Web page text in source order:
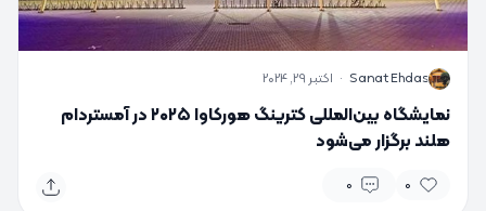
S
Sanat Ehdas
· اکتبر 29, 2024
نمایشگاه بین‌المللی کترینگ هورکاوا ۲۰۲۵ در آمستردام
هلند برگزار می‌شود
0
0